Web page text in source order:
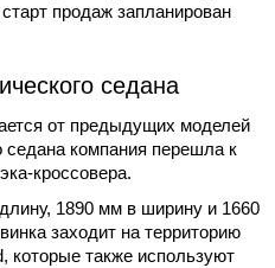
продаж запланирован
седана
от предыдущих моделей
седана компания перешла к
кроссовера.
1890 мм в ширину и 1660
заходит на территорию
которые также используют